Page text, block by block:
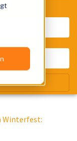
Winterfest: